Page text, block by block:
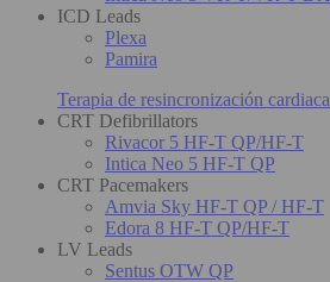
ICD Leads
Plexa
Pamira
Terapia de resincronización cardiaca
CRT Defibrillators
Rivacor 5 HF-T QP/HF-T
Intica Neo 5 HF-T QP
CRT Pacemakers
Amvia Sky HF-T QP / HF-T
Edora 8 HF-T QP/HF-T
LV Leads
Sentus OTW QP